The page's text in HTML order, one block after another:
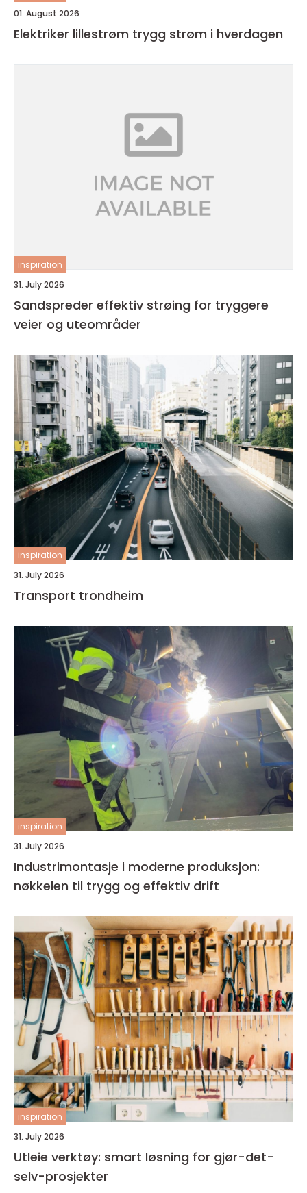
01. August 2026
Elektriker lillestrøm trygg strøm i hverdagen
inspiration
31. July 2026
Sandspreder effektiv strøing for tryggere
veier og uteområder
inspiration
31. July 2026
Transport trondheim
inspiration
31. July 2026
Industrimontasje i moderne produksjon:
nøkkelen til trygg og effektiv drift
inspiration
31. July 2026
Utleie verktøy: smart løsning for gjør-det-
selv-prosjekter